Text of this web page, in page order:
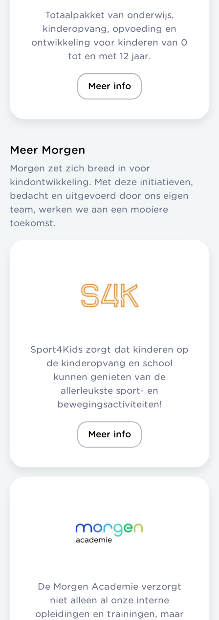
Totaalpakket van onderwijs,
kinderopvang, opvoeding en
ontwikkeling voor kinderen van 0
tot en met 12 jaar.
Meer info
Meer Morgen
Morgen zet zich breed in voor
kindontwikkeling. Met deze initiatieven,
bedacht en uitgevoerd door ons eigen
team, werken we aan een mooiere
toekomst.
Sport4Kids zorgt dat kinderen op
de kinderopvang en school
kunnen genieten van de
allerleukste sport- en
bewegingsactiviteiten!
Meer info
De Morgen Academie verzorgt
niet alleen al onze interne
opleidingen en trainingen, maar